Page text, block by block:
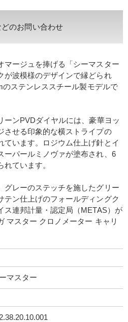
のお問い合わせ
マージュを捧げる「シーマスター
が波模様のデザインで縁どられ
ステンレススチール製モデルで
ーンPVDダイヤルには、豪華ヨッ
させる印象的な横ストライプの
ています。ロジウム仕上げ針とイ
ーパールミノヴァが塗布され、6
ています。
グレーのステッチを施したグリー
テン仕上げのフォールディングク
ス連邦計量・認定局（METAS）が
マスター クロノメーター キャリ
マスター
1